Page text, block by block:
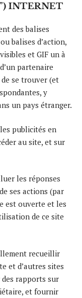
INTERNET
des balises
balises d’action,
et GIF un à
partenaire
de se trouver (et
y
un pays étranger.
publicités en
au site, et sur
les réponses
ses actions (par
est ouverte et les
de ce site
recueillir
et d’autres sites
rapports sur
et fournir